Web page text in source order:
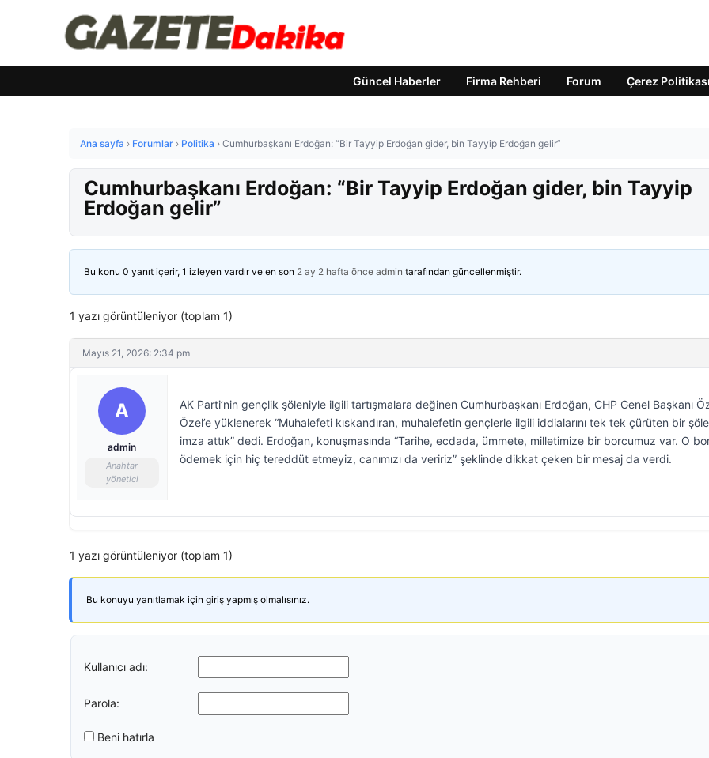
Güncel Haberler Firma Rehberi Forum Çerez Politikası
Ana sayfa › Forumlar › Politika › Cumhurbaşkanı Erdoğan: “Bir Tayyip Erdoğan gider, bin Tayyip Erdoğan gelir”
Cumhurbaşkanı Erdoğan: “Bir Tayyip Erdoğan gider, bin Tayyip
Erdoğan gelir”
Bu konu 0 yanıt içerir, 1 izleyen vardır ve en son 2 ay 2 hafta önce admin tarafından güncellenmiştir.
1 yazı görüntüleniyor (toplam 1)
Mayıs 21, 2026: 2:34 pm
A
admin
Anahtar
yönetici
AK Parti’nin gençlik şöleniyle ilgili tartışmalara değinen Cumhurbaşkanı Erdoğan, CHP Genel Başkanı
Özel’e yüklenerek “Muhalefeti kıskandıran, muhalefetin gençlerle ilgili iddialarını tek tek çürüten bir
imza attık” dedi. Erdoğan, konuşmasında “Tarihe, ecdada, ümmete, milletimize bir borcumuz var. O
ödemek için hiç tereddüt etmeyiz, canımızı da veririz” şeklinde dikkat çeken bir mesaj da verdi.
1 yazı görüntüleniyor (toplam 1)
Bu konuyu yanıtlamak için giriş yapmış olmalısınız.
Kullanıcı adı:
Parola:
Beni hatırla